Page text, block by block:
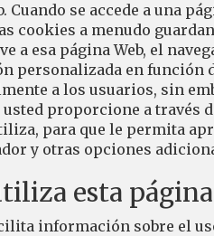
se accede a una
cookies a menudo
a esa página Web, el
en función
a los usuarios, sin
proporcione a través
para que le permita
y otras opciones
esta
información sobre el